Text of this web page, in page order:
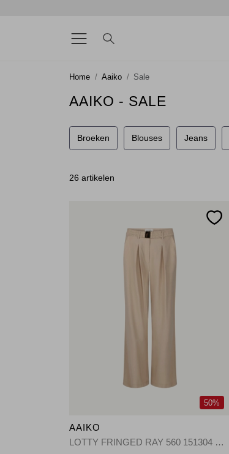
Home Aaiko Sale
AAIKO - SALE
Blouses
Broeken Jeans
26 artikelen
50%
AAIKO
LOTTY FRINGED RAY 560 151304 SAND